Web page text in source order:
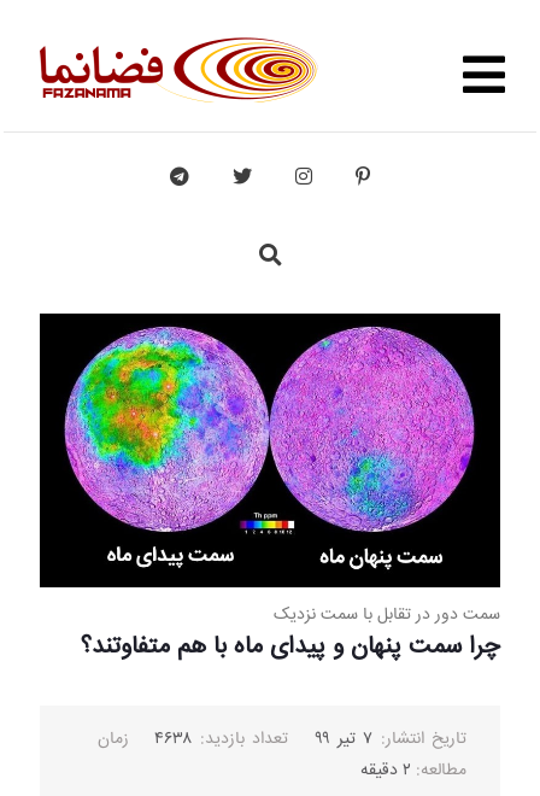
سمت دور در تقابل با سمت نزدیک
چرا سمت پنهان و پیدای ماه با هم متفاوتند؟
تاریخ انتشار: ۷ تیر ۹۹ تعداد بازدید: ۴۶۳۸
زمان
مطالعه: ۲ دقیقه